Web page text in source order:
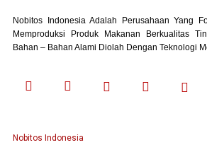
Nobitos Indonesia Adalah Perusahaan Yang
Memproduksi Produk Makanan Berkualitas
Bahan – Bahan Alami Diolah Dengan Teknologi
Nobitos Indonesia